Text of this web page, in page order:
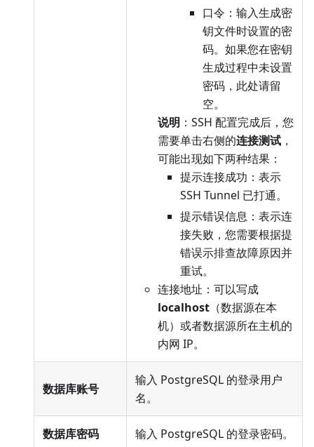
口令：输入生成密
钥文件时设置的密
码。如果您在密钥
生成过程中未设置
密码，此处请留
空。
说明 ：SSH 配置完成后，您
需要单击右侧的连接测试 ，
可能出现如下两种结果：
提示连接成功：表示
SSH Tunnel 已打通。
提示错误信息：表示连
接失败，您需要根据提
错误示排查故障原因并
重试。
连接地址：可以写成
localhost （数据源在本
机）或者数据源所在主机的
内网 IP。
数据库账号
输入 PostgreSQL 的登录用户
名。
数据库密码 输入 PostgreSQL 的登录密码。